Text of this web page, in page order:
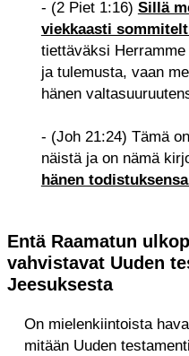
- (2 Piet 1:16) Sillä
viekkaasti
tiettäväksi
ja tulemusta, vaan
hänen
- (Joh 21:24) Tämä
näistä ja on nämä
hänen
Entä Raamatun
vahvistavat Uuden
Jeesuksesta
On mielenkiintoista
mitään Uuden